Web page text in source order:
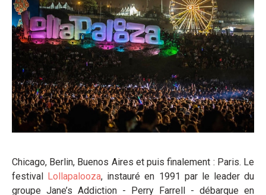
Chicago, Berlin, Buenos Aires et puis finalement : Paris. Le
festival
Lollapalooza, instauré en 1991 par le leader du
groupe Jane’s Addiction - Perry Farrell - débarque en